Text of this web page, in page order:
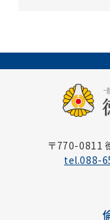
〒770-0811
tel.088-